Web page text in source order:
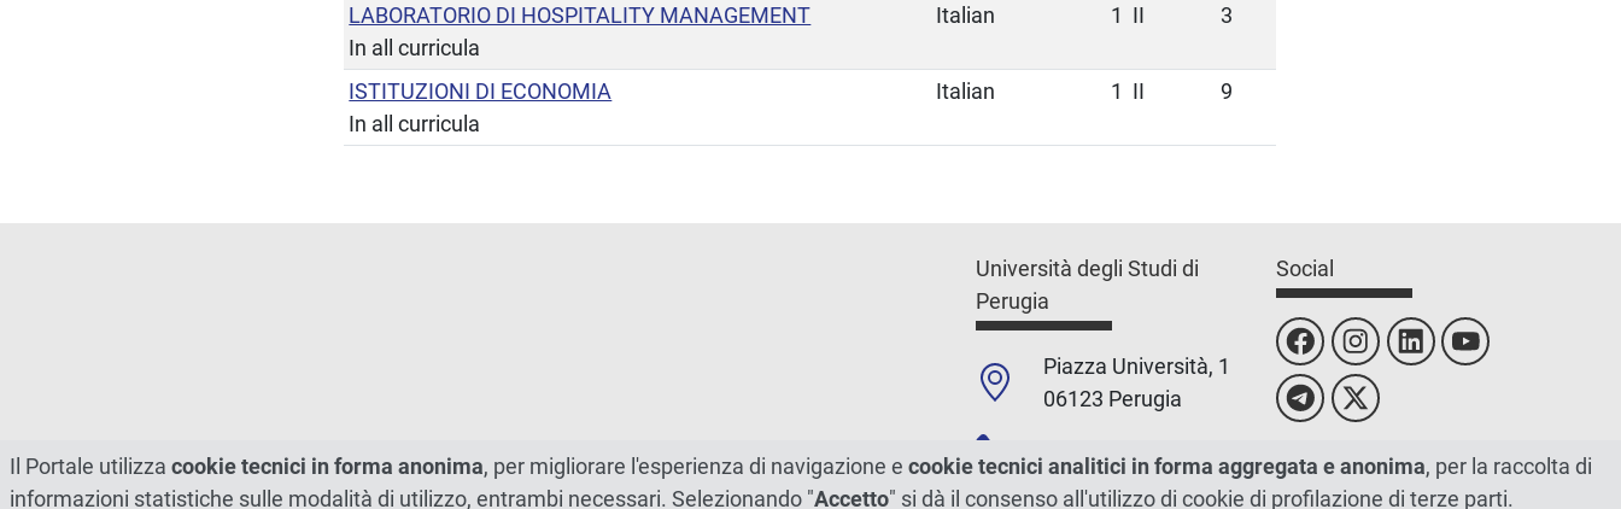
LABORATORIO DI HOSPITALITY MANAGEMENT
In all curricula
Italian 1 II 3
ISTITUZIONI DI ECONOMIA
In all curricula
Italian 1 II 9
Università degli Studi di
Perugia
Piazza Università, 1
06123 Perugia
+39 0755851
Social
Il Portale utilizza cookie tecnici in forma anonima, per migliorare l'esperienza di navigazione e cookie tecnici analitici in forma aggregata e anonima, per la raccolta di
informazioni statistiche sulle modalità di utilizzo, entrambi necessari. Selezionando "Accetto" si dà il consenso all'utilizzo di cookie di profilazione di terze parti.